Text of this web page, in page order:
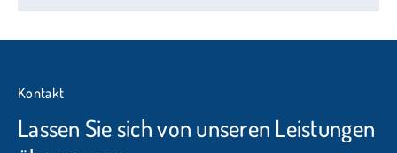
Seit 2004 Ateliergemeinschaft „ARTamm" in
Ludwigsburg-Tamm
Kontakt
Lassen Sie sich von unseren Leistungen